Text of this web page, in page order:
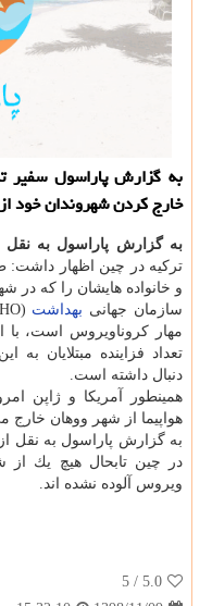
به گزارش پاراسول سفیر
خارج كردن شهروندان خود
به گزارش پاراسول به نقل
و خانواده هایشان را كه در
سازمان جهانی بهداشت
مهار كروناویروس است،
تعداد فزاینده مبتلایان
دنبال داشته است.
همینطور آمریكا و ژاپن
هواپیما از شهر ووهان خارج
به گزارش پاراسول به نقل
در چین تابحال هیچ یك از
ویروس آلوده نشده اند.
5.0
/ 5